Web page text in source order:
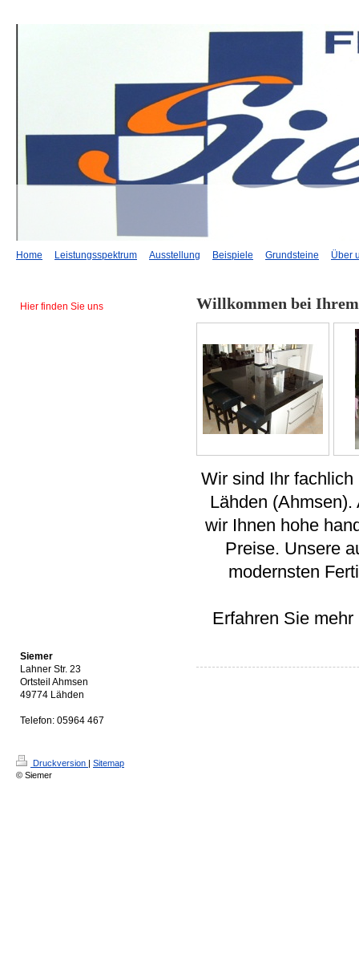
Home Leistungsspektrum Ausstellung Beispiele Grundsteine Über
Willkommen bei
Wir sind Ihr
Lähden
wir Ihnen hohe
Preise. Unsere
modernsten
Erfahren Sie
Hier finden Sie uns
Siemer
Lahner Str. 23
Ortsteil Ahmsen
49774 Lähden
Telefon: 05964 467
Druckversion | Sitemap
© Siemer